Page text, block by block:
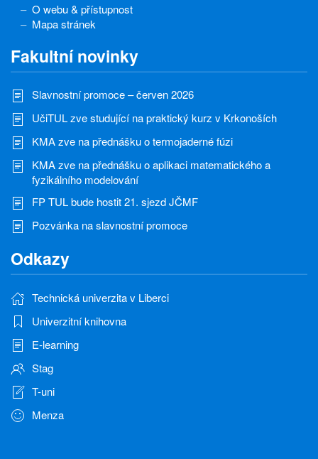
O webu & přístupnost
Mapa stránek
Fakultní novinky
Slavnostní promoce – červen 2026
UčiTUL zve studující na praktický kurz v Krkonoších
KMA zve na přednášku o termojaderné fúzi
KMA zve na přednášku o aplikaci matematického a
fyzikálního modelování
FP TUL bude hostit 21. sjezd JČMF
Pozvánka na slavnostní promoce
Odkazy
Technická univerzita v Liberci
Univerzitní knihovna
E-learning
Stag
T-uni
Menza